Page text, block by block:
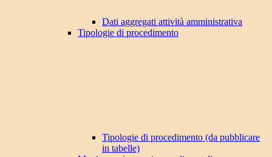
Dati aggregati attività amministrativa
Tipologie di procedimento
Tipologie di procedimento (da pubblicare
in tabelle)